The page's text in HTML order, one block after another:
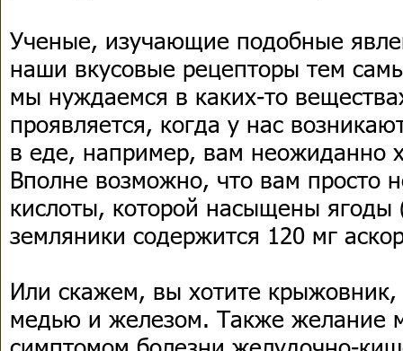
Ученые, изучающие подобные
наши вкусовые рецепторы тем
мы нуждаемся в каких-то
проявляется, когда у нас
в еде, например, вам неожиданно
Вполне возможно, что вам просто
кислоты, которой насыщены ягоды
земляники содержится 120 мг
Или скажем, вы хотите
медью и железом. Также желание